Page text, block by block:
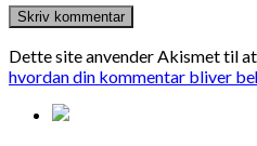
Dette site anvender Akismet til
hvordan din kommentar bliver